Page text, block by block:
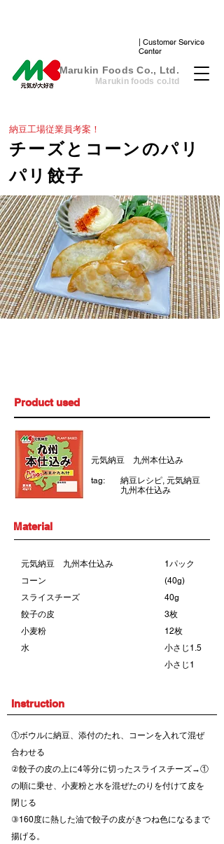
| Customer Service
Center
​Marukin Foods Co., Ltd.
Marukin foods co.ltd
納豆工場従業員考案！
チーズとコーンのパリ
パリ餃子
Product used
元気納豆 九州本仕込み
tag:
納豆レシピ, 元気納豆
九州本仕込み
Material
元気納豆 九州本仕込み
コーン
スライスチーズ
餃子の皮
小麦粉
水
1パック
(40g)
40g
3枚
12枚
小さじ1.5
小さじ1
Instruction
①ボウルに納豆、添付のたれ、コーンを入れて混ぜ
合わせる
②餃子の皮の上に4等分に切ったスライスチーズ→①
の順に乗せ、小麦粉と水を混ぜたのりを付けて皮を
閉じる
③160度に熱した油で餃子の皮がきつね色になるまで
揚げる。